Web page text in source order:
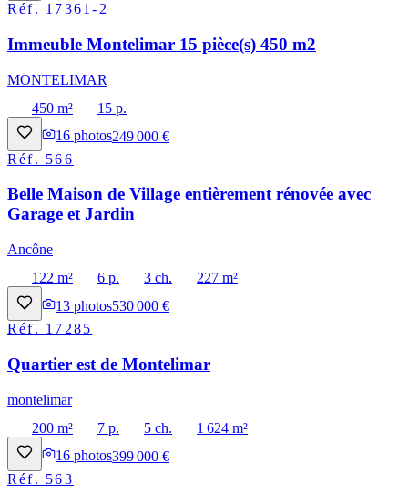
Réf. 17361-2
Immeuble Montelimar 15 pièce(s) 450 m2
MONTELIMAR
450 m²
15 p.
16 photos249 000 €
Réf. 566
Belle Maison de Village entièrement rénovée avec
Garage et Jardin
Ancône
122 m²
6 p. 3 ch.
227 m²
13 photos530 000 €
Réf. 17285
Quartier est de Montelimar
montelimar
200 m²
7 p. 5 ch.
1 624 m²
16 photos399 000 €
Réf. 563